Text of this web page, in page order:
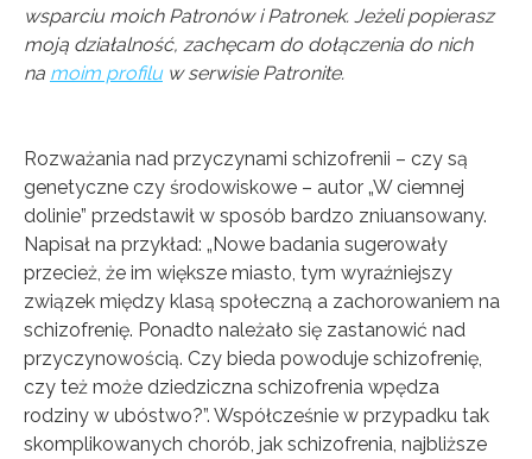
wsparciu moich Patronów i Patronek. Jeżeli popierasz
moją działalność, zachęcam do dołączenia do nich
na moim profiluw serwisie Patronite.
Rozważania nad przyczynami schizofrenii – czy są
genetyczne czy środowiskowe – autor „W ciemnej
dolinie” przedstawił w sposób bardzo zniuansowany.
Napisał na przykład: „Nowe badania sugerowały
przecież, że im większe miasto, tym wyraźniejszy
związek między klasą społeczną a zachorowaniem na
schizofrenię. Ponadto należało się zastanowić nad
przyczynowością. Czy bieda powoduje schizofrenię,
czy też może dziedziczna schizofrenia wpędza
rodziny w ubóstwo?”. Współcześnie w przypadku tak
skomplikowanych chorób, jak schizofrenia, najbliższe